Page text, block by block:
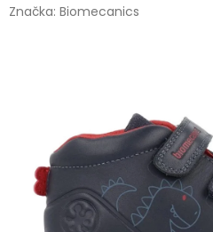
Značka: Biomecanics